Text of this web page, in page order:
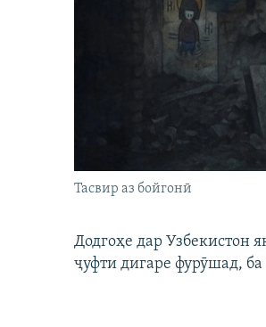
Тасвир аз бойгонӣ
Додгоҳе дар Узбекистон
ҷуфти дигаре фурӯшад,